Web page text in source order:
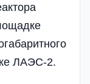
ЛАЭС-2.